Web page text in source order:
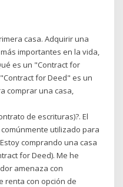
casa. Adquirir una
importantes en la vida,
es un "Contract for
for Deed" es un
comprar una casa,
de escrituras)?. El
utilizado para
comprando una casa
for Deed). Me he
amenaza con
renta con opción de